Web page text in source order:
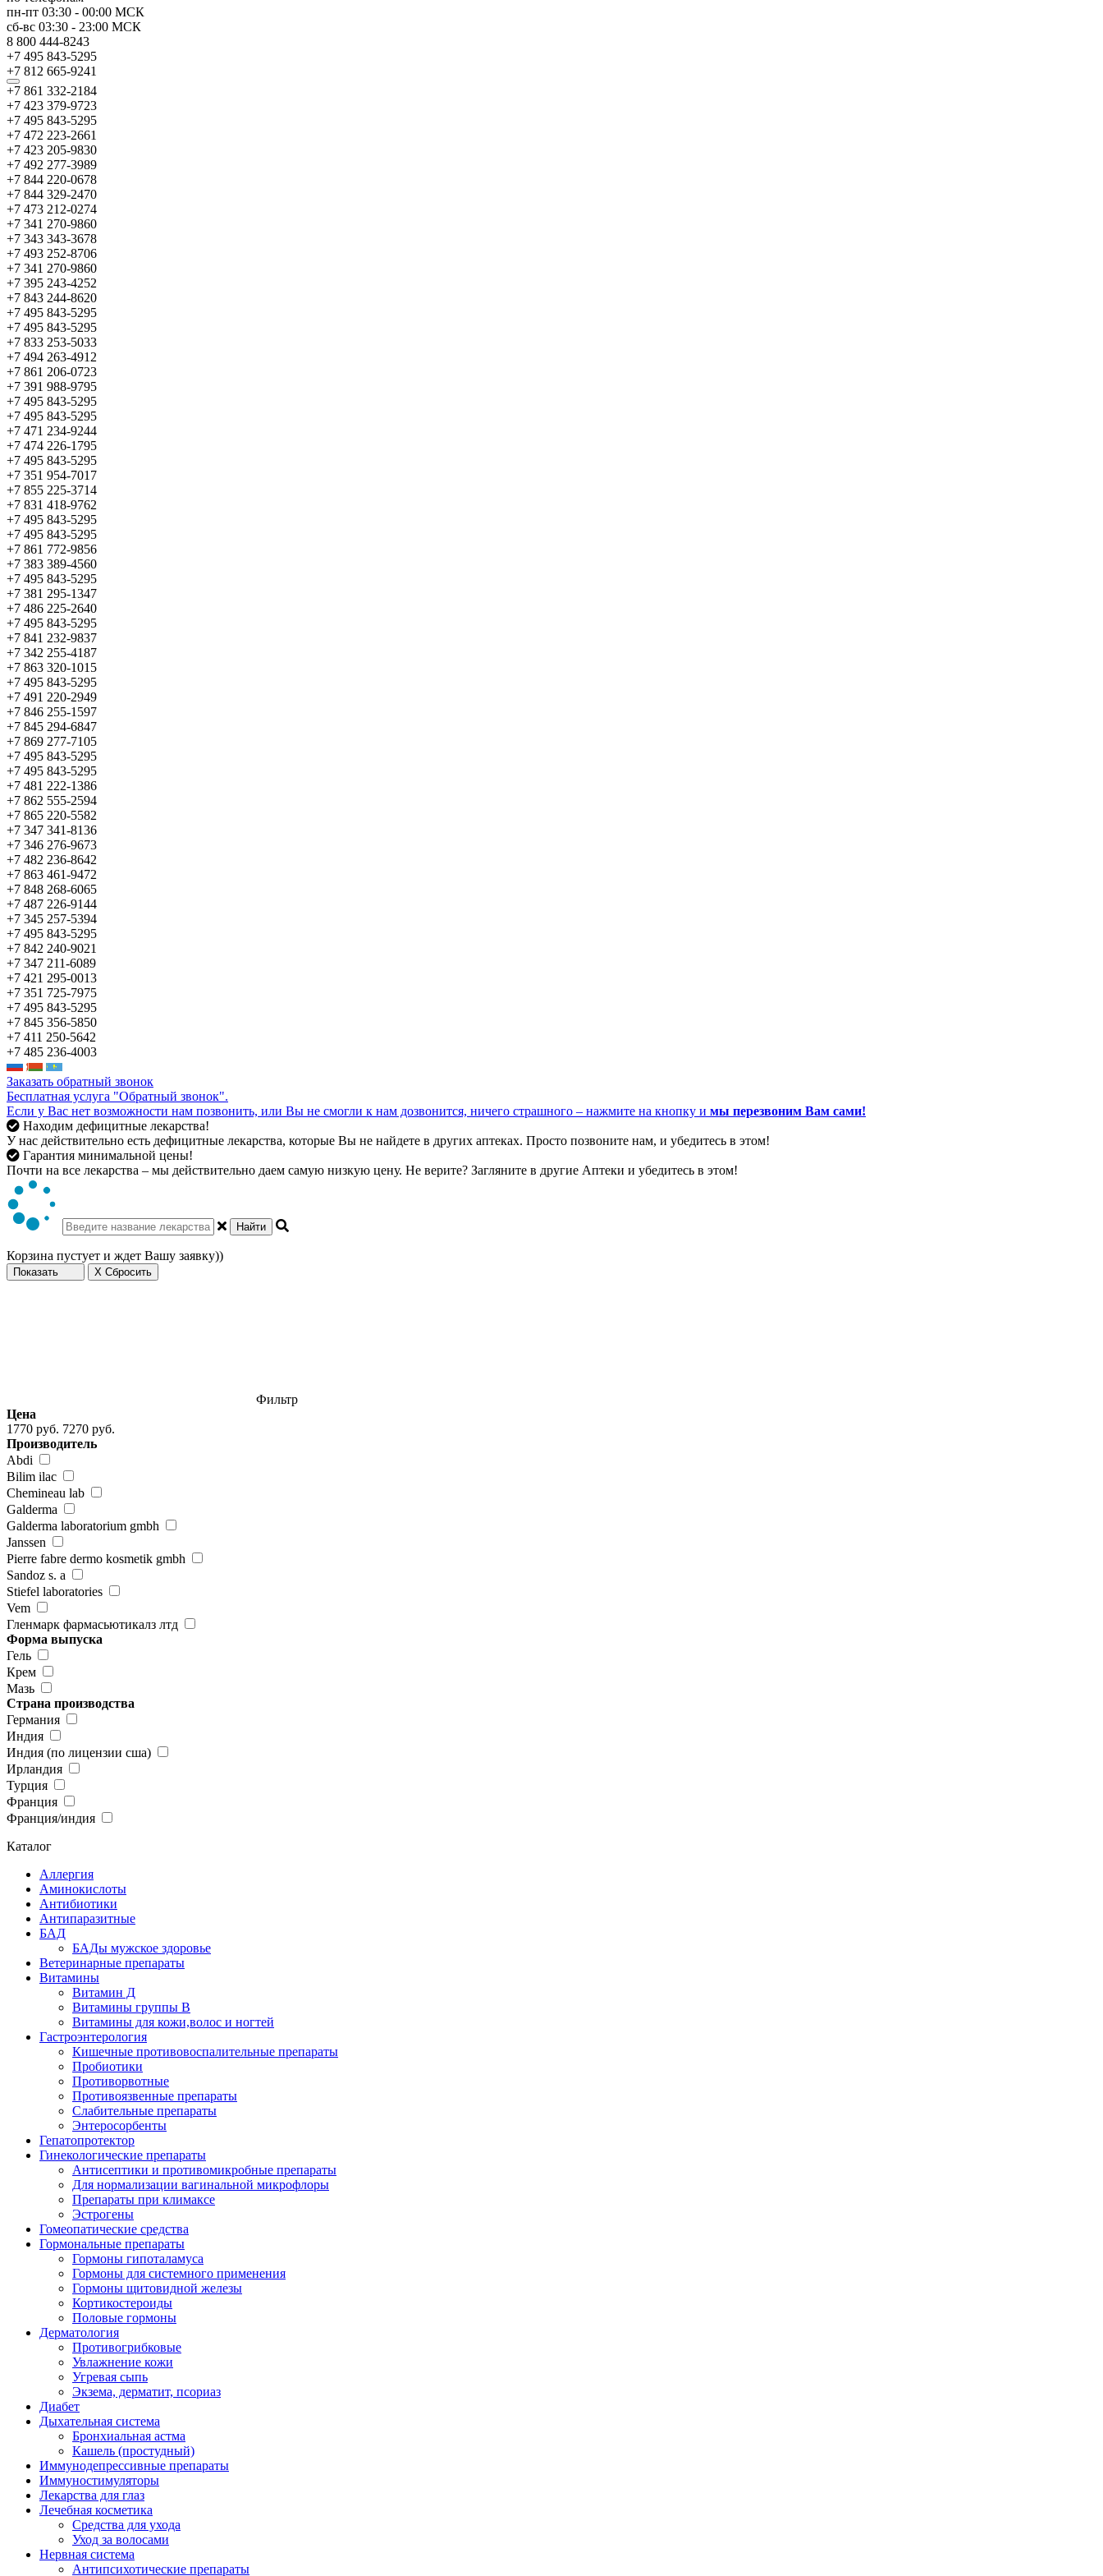
пн-пт 03:30 - 00:00 МСК
сб-вс 03:30 - 23:00 МСК
8 800 444-8243
+7 495 843-5295
+7 812 665-9241
+7 861 332-2184
+7 423 379-9723
+7 495 843-5295
+7 472 223-2661
+7 423 205-9830
+7 492 277-3989
+7 844 220-0678
+7 844 329-2470
+7 473 212-0274
+7 341 270-9860
+7 343 343-3678
+7 493 252-8706
+7 341 270-9860
+7 395 243-4252
+7 843 244-8620
+7 495 843-5295
+7 495 843-5295
+7 833 253-5033
+7 494 263-4912
+7 861 206-0723
+7 391 988-9795
+7 495 843-5295
+7 495 843-5295
+7 471 234-9244
+7 474 226-1795
+7 495 843-5295
+7 351 954-7017
+7 855 225-3714
+7 831 418-9762
+7 495 843-5295
+7 495 843-5295
+7 861 772-9856
+7 383 389-4560
+7 495 843-5295
+7 381 295-1347
+7 486 225-2640
+7 495 843-5295
+7 841 232-9837
+7 342 255-4187
+7 863 320-1015
+7 495 843-5295
+7 491 220-2949
+7 846 255-1597
+7 845 294-6847
+7 869 277-7105
+7 495 843-5295
+7 495 843-5295
+7 481 222-1386
+7 862 555-2594
+7 865 220-5582
+7 347 341-8136
+7 346 276-9673
+7 482 236-8642
+7 863 461-9472
+7 848 268-6065
+7 487 226-9144
+7 345 257-5394
+7 495 843-5295
+7 842 240-9021
+7 347 211-6089
+7 421 295-0013
+7 351 725-7975
+7 495 843-5295
+7 845 356-5850
+7 411 250-5642
+7 485 236-4003
Заказать обратный звонок
Бесплатная услуга "Обратный звонок".
Если у Вас нет возможности нам позвонить, или Вы не смогли к нам дозвонится, ничего страшного – нажмите на кнопку и мы перезвоним Вам сами!
Находим дефицитные лекарства!
У нас действительно есть дефицитные лекарства, которые Вы не найдете в других аптеках. Просто позвоните нам, и убедитесь в этом!
Гарантия минимальной цены!
Почти на все лекарства – мы действительно даем самую низкую цену. Не верите? Загляните в другие Аптеки и убедитесь в этом!
Найти
Корзина пустует и ждет Вашу заявку))
Показать X Сбросить
Фильтр
Цена
1770 руб. 7270 руб.
Производитель
Abdi
Bilim ilac
Chemineau lab
Galderma
Galderma laboratorium gmbh
Janssen
Pierre fabre dermo kosmetik gmbh
Sandoz s. a
Stiefel laboratories
Vem
Гленмарк фармасьютикалз лтд
Форма выпуска
Гель
Крем
Мазь
Страна производства
Германия
Индия
Индия (по лицензии сша)
Ирландия
Турция
Франция
Франция/индия
Каталог
Аллергия
Аминокислоты
Антибиотики
Антипаразитные
БАД
БАДы мужское здоровье
Ветеринарные препараты
Витамины
Витамин Д
Витамины группы В
Витамины для кожи,волос и ногтей
Гастроэнтерология
Кишечные противовоспалительные препараты
Пробиотики
Противорвотные
Противоязвенные препараты
Слабительные препараты
Энтеросорбенты
Гепатопротектор
Гинекологические препараты
Антисептики и противомикробные препараты
Для нормализации вагинальной микрофлоры
Препараты при климаксе
Эстрогены
Гомеопатические средства
Гормональные препараты
Гормоны гипоталамуса
Гормоны для системного применения
Гормоны щитовидной железы
Кортикостероиды
Половые гормоны
Дерматология
Противогрибковые
Увлажнение кожи
Угревая сыпь
Экзема, дерматит, псориаз
Диабет
Дыхательная система
Бронхиальная астма
Кашель (простудный)
Иммунодепрессивные препараты
Иммуностимуляторы
Лекарства для глаз
Лечебная косметика
Средства для ухода
Уход за волосами
Нервная система
Антипсихотические препараты